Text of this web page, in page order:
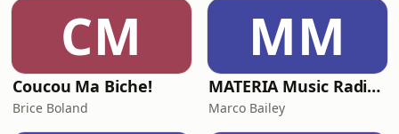
CM
Coucou Ma Biche!
Brice Boland
MM
MATERIA Music Radio Show by Marco Bailey
Marco Bailey